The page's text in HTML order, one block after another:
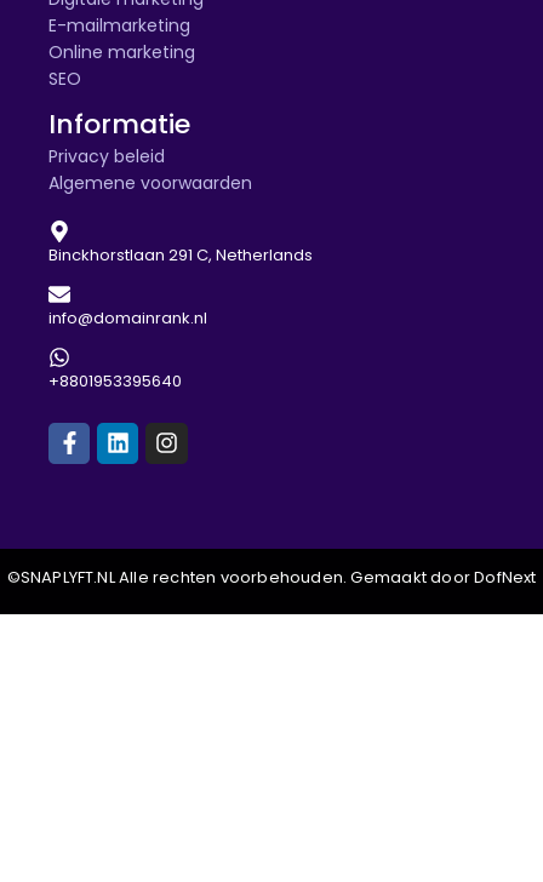
E-mailmarketing
Online marketing
SEO
Informatie
Privacy beleid
Algemene voorwaarden
Binckhorstlaan 291 C, Netherlands
info@domainrank.nl
+8801953395640
©SNAPLYFT.NL Alle rechten voorbehouden. Gemaakt door DofNext